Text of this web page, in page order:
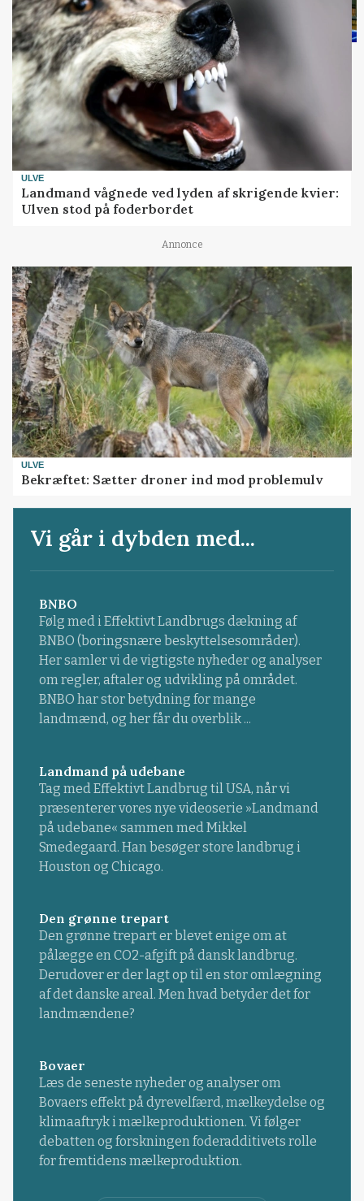
ULVE
Landmand vågnede ved lyden af skrigende kvier:
Ulven stod på foderbordet
Annonce
ULVE
Bekræftet: Sætter droner ind mod problemulv
Vi går i dybden med...
BNBO
Følg med i Effektivt Landbrugs dækning af
BNBO (boringsnære beskyttelsesområder).
Her samler vi de vigtigste nyheder og analyser
om regler, aftaler og udvikling på området.
BNBO har stor betydning for mange
landmænd, og her får du overblik ...
Landmand på udebane
Tag med Effektivt Landbrug til USA, når vi
præsenterer vores nye videoserie »Landmand
på udebane« sammen med Mikkel
Smedegaard. Han besøger store landbrug i
Houston og Chicago.
Den grønne trepart
Den grønne trepart er blevet enige om at
pålægge en CO2-afgift på dansk landbrug.
Derudover er der lagt op til en stor omlægning
af det danske areal. Men hvad betyder det for
landmændene?
Bovaer
Læs de seneste nyheder og analyser om
Bovaers effekt på dyrevelfærd, mælkeydelse og
klimaaftryk i mælkeproduktionen. Vi følger
debatten og forskningen foderadditivets rolle
for fremtidens mælkeproduktion.